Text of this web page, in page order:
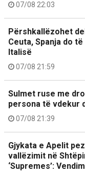
07/08 22:03
Përshkallëzohet
Ceuta, Spanja do
Italisë
07/08 21:59
Sulmet ruse me
persona të vdekur
07/08 21:39
Gjykata e Apelit
vallëzimit në
‘Supremes’: